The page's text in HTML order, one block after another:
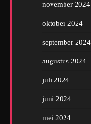
november 2024
oktober 2024
september 2024
augustus 2024
juli 2024
juni 2024
mei 2024